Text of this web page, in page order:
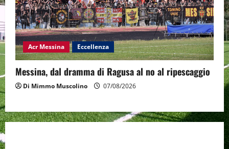
Acr Messina Eccellenza
Messina, dal dramma di Ragusa al no al ripescaggio
Di Mimmo Muscolino 07/08/2026